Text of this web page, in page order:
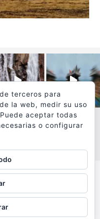
de
propiedad de su autor
© Copyright
terceros para
la web, medir su uso
aceptar todas
o configurar